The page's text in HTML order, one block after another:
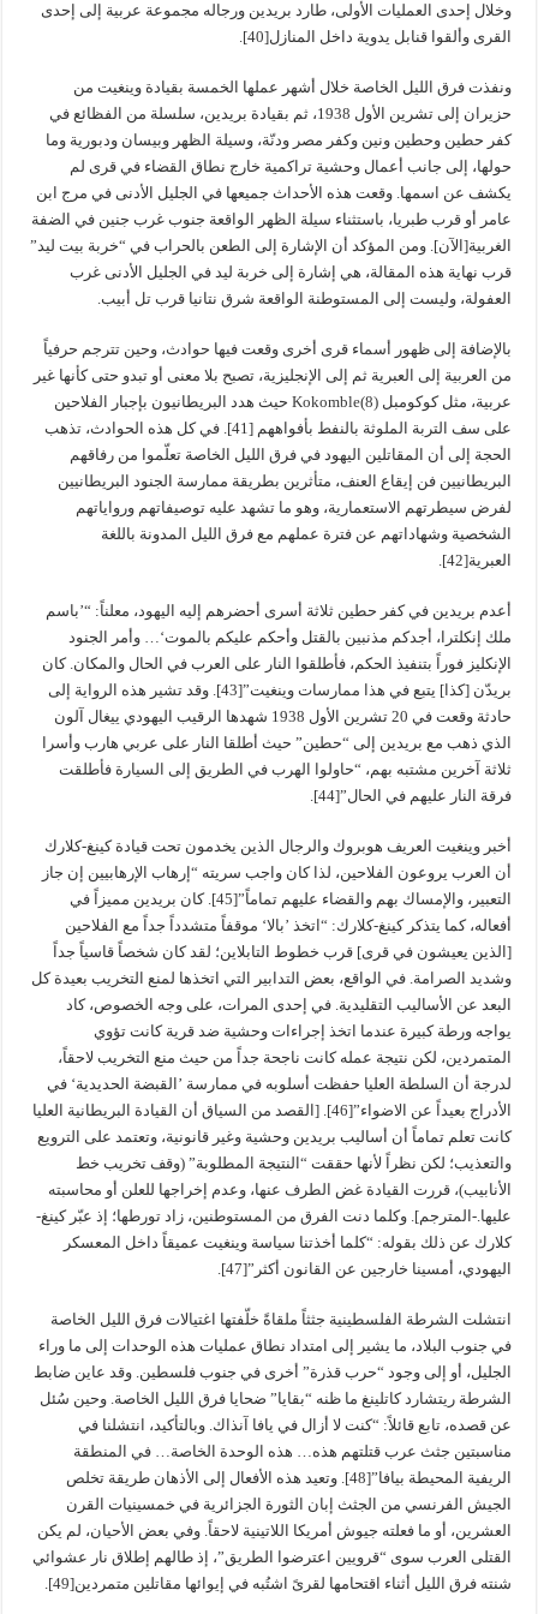
وخلال إحدى العمليات الأولى، طارد بريدين ورجاله مجموعة عربية إلى إحدى
القرى وألقوا قنابل يدوية داخل المنازل[40].
ونفذت فرق الليل الخاصة خلال أشهر عملها الخمسة بقيادة وينغيت من
حزيران إلى تشرين الأول 1938، ثم بقيادة بريدين، سلسلة من الفظائع في
كفر حطين وحطين ونين وكفر مصر ودنّة، وسيلة الظهر وبيسان ودبورية وما
حولها، إلى جانب أعمال وحشية تراكمية خارج نطاق القضاء في قرى لم
يكشف عن اسمها. وقعت هذه الأحداث جميعها في الجليل الأدنى في مرج ابن
عامر أو قرب طبريا، باستثناء سيلة الظهر الواقعة جنوب غرب جنين في الضفة
الغربية[الآن]. ومن المؤكد أن الإشارة إلى الطعن بالحراب في “خربة بيت ليد”
قرب نهاية هذه المقالة، هي إشارة إلى خربة ليد في الجليل الأدنى غرب
العفولة، وليست إلى المستوطنة الواقعة شرق نتانيا قرب تل أبيب.
بالإضافة إلى ظهور أسماء قرى أخرى وقعت فيها حوادث، وحين تترجم حرفياً
من العربية إلى العبرية ثم إلى الإنجليزية، تصبح بلا معنى أو تبدو حتى كأنها غير
عربية، مثل كوكومبل Kokomble(8) حيث هدد البريطانيون بإجبار الفلاحين
على سف التربة الملوثة بالنفط بأفواههم [41]. في كل هذه الحوادث، تذهب
الحجة إلى أن المقاتلين اليهود في فرق الليل الخاصة تعلّموا من رفاقهم
البريطانيين فن إيقاع العنف، متأثرين بطريقة ممارسة الجنود البريطانيين
لفرض سيطرتهم الاستعمارية، وهو ما تشهد عليه توصيفاتهم ورواياتهم
الشخصية وشهاداتهم عن فترة عملهم مع فرق الليل المدونة باللغة
العبرية[42].
أعدم بريدين في كفر حطين ثلاثة أسرى أحضرهم إليه اليهود، معلناً: “’باسم
ملك إنكلترا، أجدكم مذنبين بالقتل وأحكم عليكم بالموت‘… وأمر الجنود
الإنكليز فوراً بتنفيذ الحكم، فأطلقوا النار على العرب في الحال والمكان. كان
بريدّن [كذا] يتبع في هذا ممارسات وينغيت”[43]. وقد تشير هذه الرواية إلى
حادثة وقعت في 20 تشرين الأول 1938 شهدها الرقيب اليهودي ييغال آلون
الذي ذهب مع بريدين إلى “حطين” حيث أطلقا النار على عربي هارب وأسرا
ثلاثة آخرين مشتبه بهم، “حاولوا الهرب في الطريق إلى السيارة فأطلقت
فرقة النار عليهم في الحال”[44].
أخبر وينغيت العريف هوبروك والرجال الذين يخدمون تحت قيادة كينغ-كلارك
أن العرب يروعون الفلاحين، لذا كان واجب سريته “إرهاب الإرهابيين إن جاز
التعبير، والإمساك بهم والقضاء عليهم تماماً”[45]. كان بريدين مميزاً في
أفعاله، كما يتذكر كينغ-كلارك: “اتخذ ’بالا‘ موقفاً متشدداً جداً مع الفلاحين
[الذين يعيشون في قرى] قرب خطوط التابلاين؛ لقد كان شخصاً قاسياً جداً
وشديد الصرامة. في الواقع، بعض التدابير التي اتخذها لمنع التخريب بعيدة كل
البعد عن الأساليب التقليدية. في إحدى المرات، على وجه الخصوص، كاد
يواجه ورطة كبيرة عندما اتخذ إجراءات وحشية ضد قرية كانت تؤوي
المتمردين، لكن نتيجة عمله كانت ناجحة جداً من حيث منع التخريب لاحقاً،
لدرجة أن السلطة العليا حفظت أسلوبه في ممارسة ’القبضة الحديدية‘ في
الأدراج بعيداً عن الاضواء”[46]. [القصد من السياق أن القيادة البريطانية العليا
كانت تعلم تماماً أن أساليب بريدين وحشية وغير قانونية، وتعتمد على الترويع
والتعذيب؛ لكن نظراً لأنها حققت “النتيجة المطلوبة” (وقف تخريب خط
الأنابيب)، قررت القيادة غض الطرف عنها، وعدم إخراجها للعلن أو محاسبته
عليها.-المترجم]. وكلما دنت الفرق من المستوطنين، زاد تورطها؛ إذ عبّر كينغ-
كلارك عن ذلك بقوله: “كلما أخذتنا سياسة وينغيت عميقاً داخل المعسكر
اليهودي، أمسينا خارجين عن القانون أكثر”[47].
انتشلت الشرطة الفلسطينية جثثاً ملقاةً خلّفتها اغتيالات فرق الليل الخاصة
في جنوب البلاد، ما يشير إلى امتداد نطاق عمليات هذه الوحدات إلى ما وراء
الجليل، أو إلى وجود “حرب قذرة” أخرى في جنوب فلسطين. وقد عاين ضابط
الشرطة ريتشارد كاتلينغ ما ظنه “بقايا” ضحايا فرق الليل الخاصة. وحين سُئل
عن قصده، تابع قائلاً: “كنت لا أزال في يافا آنذاك. وبالتأكيد، انتشلنا في
مناسبتين جثث عرب قتلتهم هذه… هذه الوحدة الخاصة… في المنطقة
الريفية المحيطة بيافا”[48]. وتعيد هذه الأفعال إلى الأذهان طريقة تخلص
الجيش الفرنسي من الجثث إبان الثورة الجزائرية في خمسينيات القرن
العشرين، أو ما فعلته جيوش أمريكا اللاتينية لاحقاً. وفي بعض الأحيان، لم يكن
القتلى العرب سوى “قرويين اعترضوا الطريق”، إذ طالهم إطلاق نار عشوائي
شنته فرق الليل أثناء اقتحامها لقرىً اشتُبه في إيوائها مقاتلين متمردين[49].